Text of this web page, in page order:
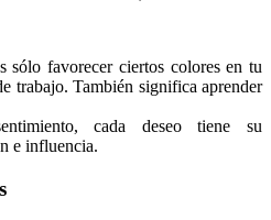
sólo favorecer ciertos colores en tu
trabajo. También significa aprender
cada deseo tiene su
e influencia.